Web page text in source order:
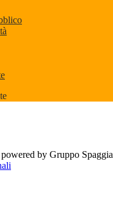
by Gruppo